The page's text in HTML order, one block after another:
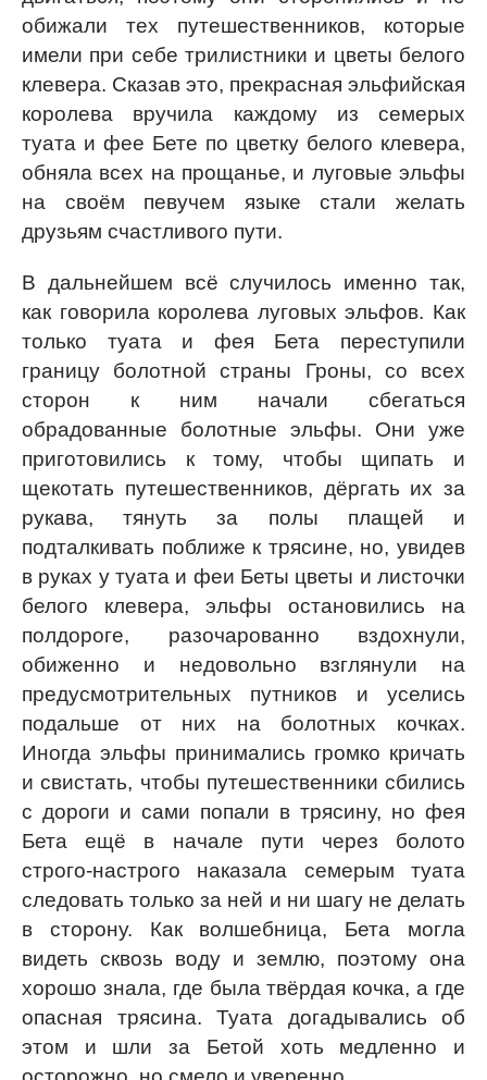
обижали тех путешественников, которые
имели при себе трилистники и цветы белого
клевера. Сказав это, прекрасная эльфийская
королева вручила каждому из семерых
туата и фее Бете по цветку белого клевера,
обняла всех на прощанье, и луговые эльфы
на своём певучем языке стали желать
друзьям счастливого пути.
В дальнейшем всё случилось именно так,
как говорила королева луговых эльфов. Как
только туата и фея Бета переступили
границу болотной страны Гроны, со всех
сторон к ним начали сбегаться
обрадованные болотные эльфы. Они уже
приготовились к тому, чтобы щипать и
щекотать путешественников, дёргать их за
рукава, тянуть за полы плащей и
подталкивать поближе к трясине, но, увидев
в руках у туата и феи Беты цветы и листочки
белого клевера, эльфы остановились на
полдороге, разочарованно вздохнули,
обиженно и недовольно взглянули на
предусмотрительных путников и уселись
подальше от них на болотных кочках.
Иногда эльфы принимались громко кричать
и свистать, чтобы путешественники сбились
с дороги и сами попали в трясину, но фея
Бета ещё в начале пути через болото
строго-настрого наказала семерым туата
следовать только за ней и ни шагу не делать
в сторону. Как волшебница, Бета могла
видеть сквозь воду и землю, поэтому она
хорошо знала, где была твёрдая кочка, а где
опасная трясина. Туата догадывались об
этом и шли за Бетой хоть медленно и